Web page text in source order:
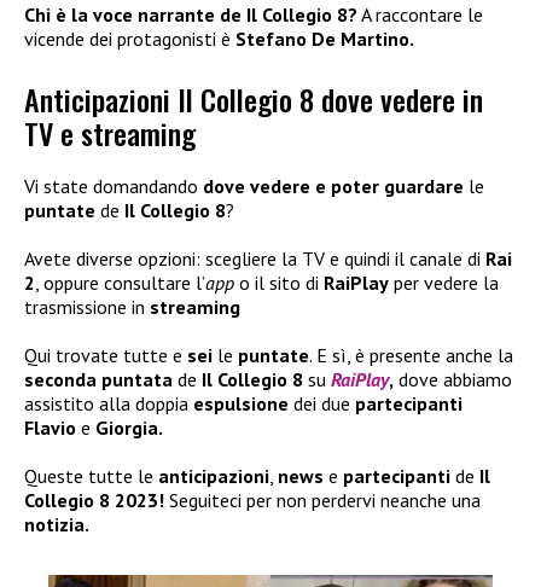
Chi è la voce narrante de Il Collegio 8? A raccontare le
vicende dei protagonisti è Stefano De Martino.
Anticipazioni Il Collegio 8 dove vedere in
TV e streaming
Vi state domandando dove vedere e poter guardare le
puntate de Il Collegio 8?
Avete diverse opzioni: scegliere la TV e quindi il canale di Rai
2, oppure consultare l’app o il sito di RaiPlay per vedere la
trasmissione in streaming
Qui trovate tutte e sei le puntate. E sì, è presente anche la
seconda puntata de Il Collegio 8 su RaiPlay, dove abbiamo
assistito alla doppia espulsione dei due partecipanti
Flavio e Giorgia.
Queste tutte le anticipazioni, news e partecipanti de Il
Collegio 8 2023! Seguiteci per non perdervi neanche una
notizia.